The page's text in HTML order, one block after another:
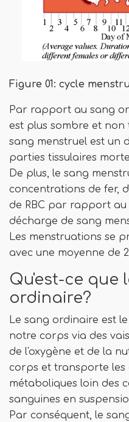
Figure 01: cycle
Par rapport au sang
est plus sombre et non
sang menstruel est un
parties tissulaires
De plus, le sang
concentrations de fer,
de RBC par rapport
décharge de sang
Les menstruations se
avec une moyenne de
Qu'est-ce que
ordinaire?
Le sang ordinaire est
notre corps via des
de l'oxygène et de la
corps et transporte les
métaboliques loin des
sanguines en
Par conséquent, le